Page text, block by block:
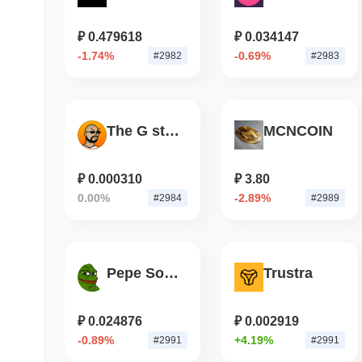
₽ 0.479618
-1.74% #2982
₽ 0.034147
-0.69% #2983
The G stands for Crypto
₽ 0.000310
0.00% #2984
MCNCOIN
₽ 3.80
-2.89% #2989
Pepe Solana
₽ 0.024876
-0.89% #2991
Trustra
₽ 0.002919
+4.19% #2991